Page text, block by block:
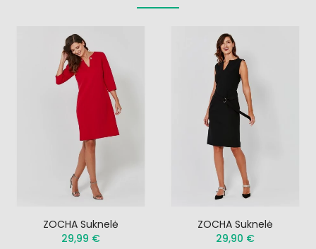
ZOCHA Suknelė
29,99 €
ZOCHA Suknelė
29,90 €